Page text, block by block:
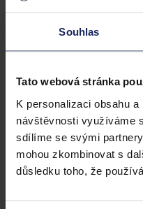
Souhlas
Tato webová stránka
K personalizaci obsahu
návštěvnosti využíváme
sdílíme se svými
mohou zkombinovat s
důsledku toho, že